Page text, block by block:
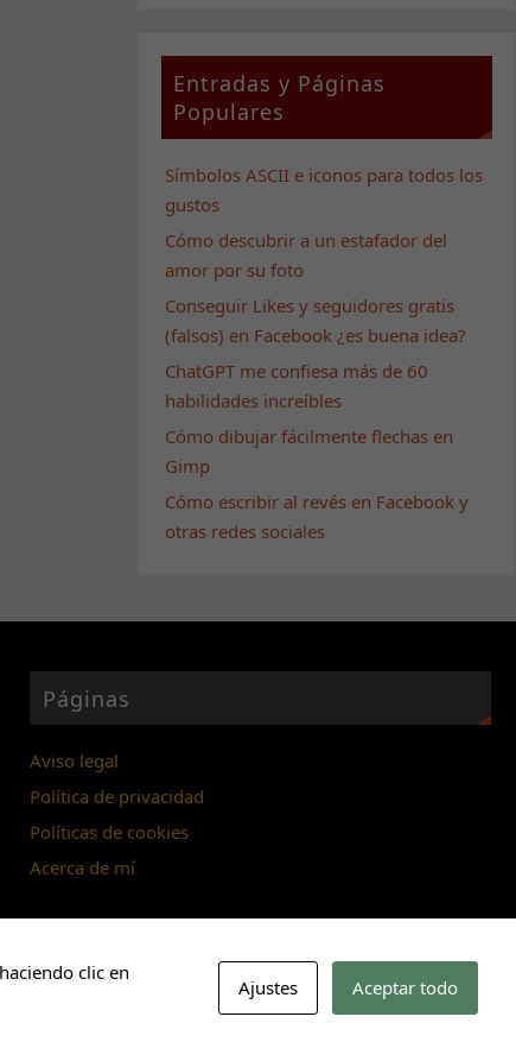
Entradas y Páginas
Populares
Símbolos ASCII e iconos para todos los
gustos
Cómo descubrir a un estafador del
amor por su foto
Conseguir Likes y seguidores gratis
(falsos) en Facebook ¿es buena idea?
ChatGPT me confiesa más de 60
habilidades increíbles
Cómo dibujar fácilmente flechas en
Gimp
Cómo escribir al revés en Facebook y
otras redes sociales
Páginas
Aviso legal
Política de privacidad
Políticas de cookies
Acerca de mí
clic en
Ajustes Aceptar todo